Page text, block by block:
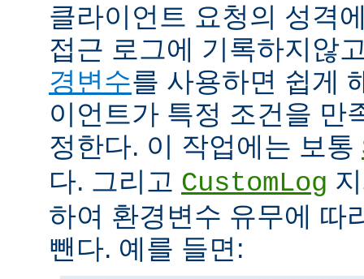
클라이언트 요청의 성격
접근 로그에 기록하지않
경변수를 사용하면 쉽게
이언트가 특정 조건을 만
정한다. 이 작업에는 보통
다. 그리고 CustomLog
하여 환경변수 유무에 따
뺀다. 예를 들면: